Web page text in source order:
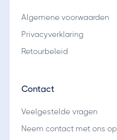
Algemene voorwaarden
Privacyverklaring
Retourbeleid
Contact
Veelgestelde vragen
Neem contact met ons op